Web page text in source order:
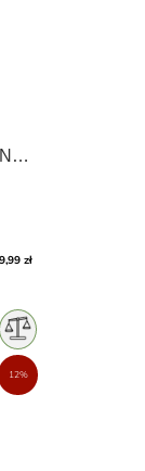
ZEGAREK MĘSKI HAMILTON AMERICAN CLASSIC PSR QUARTZ 41mm H52414130
zł
12%